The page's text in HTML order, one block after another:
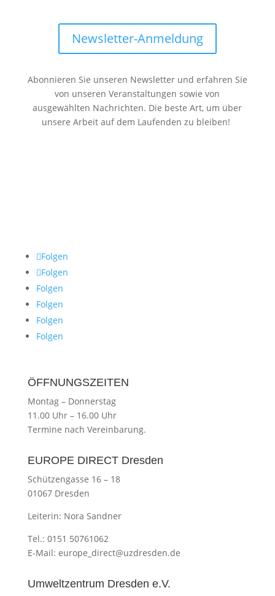
Newsletter-Anmeldung
Abonnieren Sie unseren Newsletter und erfahren Sie
von unseren Veranstaltungen sowie von
ausgewählten Nachrichten. Die beste Art, um über
unsere Arbeit auf dem Laufenden zu bleiben!
Folgen
Folgen
Folgen
Folgen
Folgen
Folgen
ÖFFNUNGSZEITEN
Montag –Donnerstag
11.00 Uhr –16.00 Uhr
Termine nach Vereinbarung.
EUROPE DIRECT Dresden
Schützengasse 16 – 18
01067 Dresden
Leiterin: Nora Sandner
Tel.: 0151 50761062
E-Mail: europe_direct@uzdresden.de
Umweltzentrum Dresden e.V.